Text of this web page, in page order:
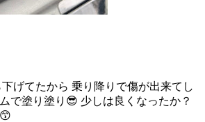
げてたから 乗り降りで傷が出来てし
で塗り塗り😎 少しは良くなったか？